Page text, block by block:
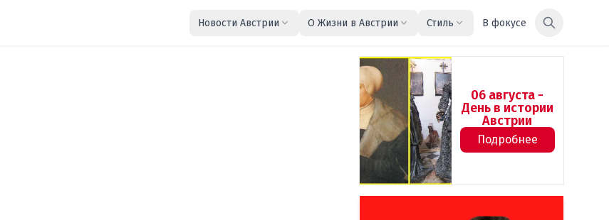
Новости Австрии О Жизни в Австрии Стиль В фокусе
06 августа -
День в истории
Австрии
Подробнее